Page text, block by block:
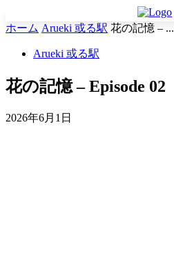
ホーム Arueki 或る駅 花の記憶 – ...
Arueki 或る駅
花の記憶 – Episode 02
2026年6月1日